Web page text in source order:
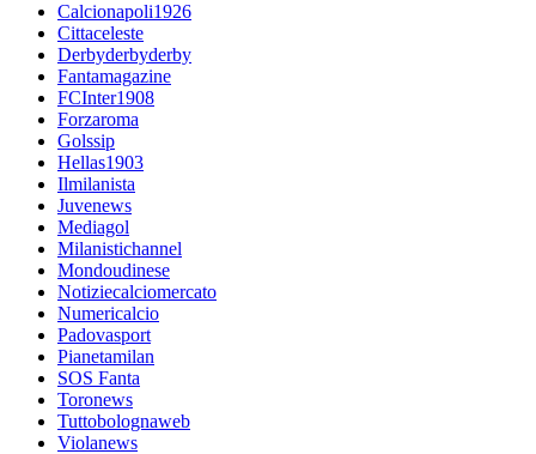
Calcionapoli1926
Cittaceleste
Derbyderbyderby
Fantamagazine
FCInter1908
Forzaroma
Golssip
Hellas1903
Ilmilanista
Juvenews
Mediagol
Milanistichannel
Mondoudinese
Notiziecalciomercato
Numericalcio
Padovasport
Pianetamilan
SOS Fanta
Toronews
Tuttobolognaweb
Violanews